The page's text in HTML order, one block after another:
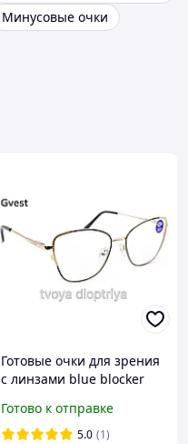
Минусовые очки
Готовые очки для зрения
с линзами blue blocker
Готово к отправке
5.0 (1)